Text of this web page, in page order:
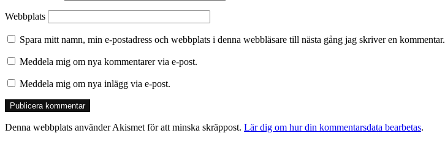
Webbplats
Spara mitt namn, min e-postadress och webbplats i denna webbläsare till nästa gång jag skriver en kommentar.
Meddela mig om nya kommentarer via e-post.
Meddela mig om nya inlägg via e-post.
Denna webbplats använder Akismet för att minska skräppost. Lär dig om hur din kommentarsdata bearbetas.